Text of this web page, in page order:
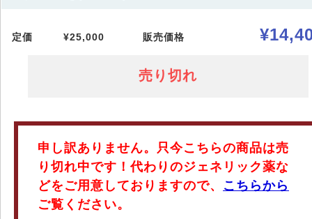
定価 ¥25,000 販売価格
売り切れ
申し訳ありません。只今こちらの商品は売
り切れ中です！代わりのジェネリック薬な
どをご用意しておりますので、 こちらから
ご覧ください。